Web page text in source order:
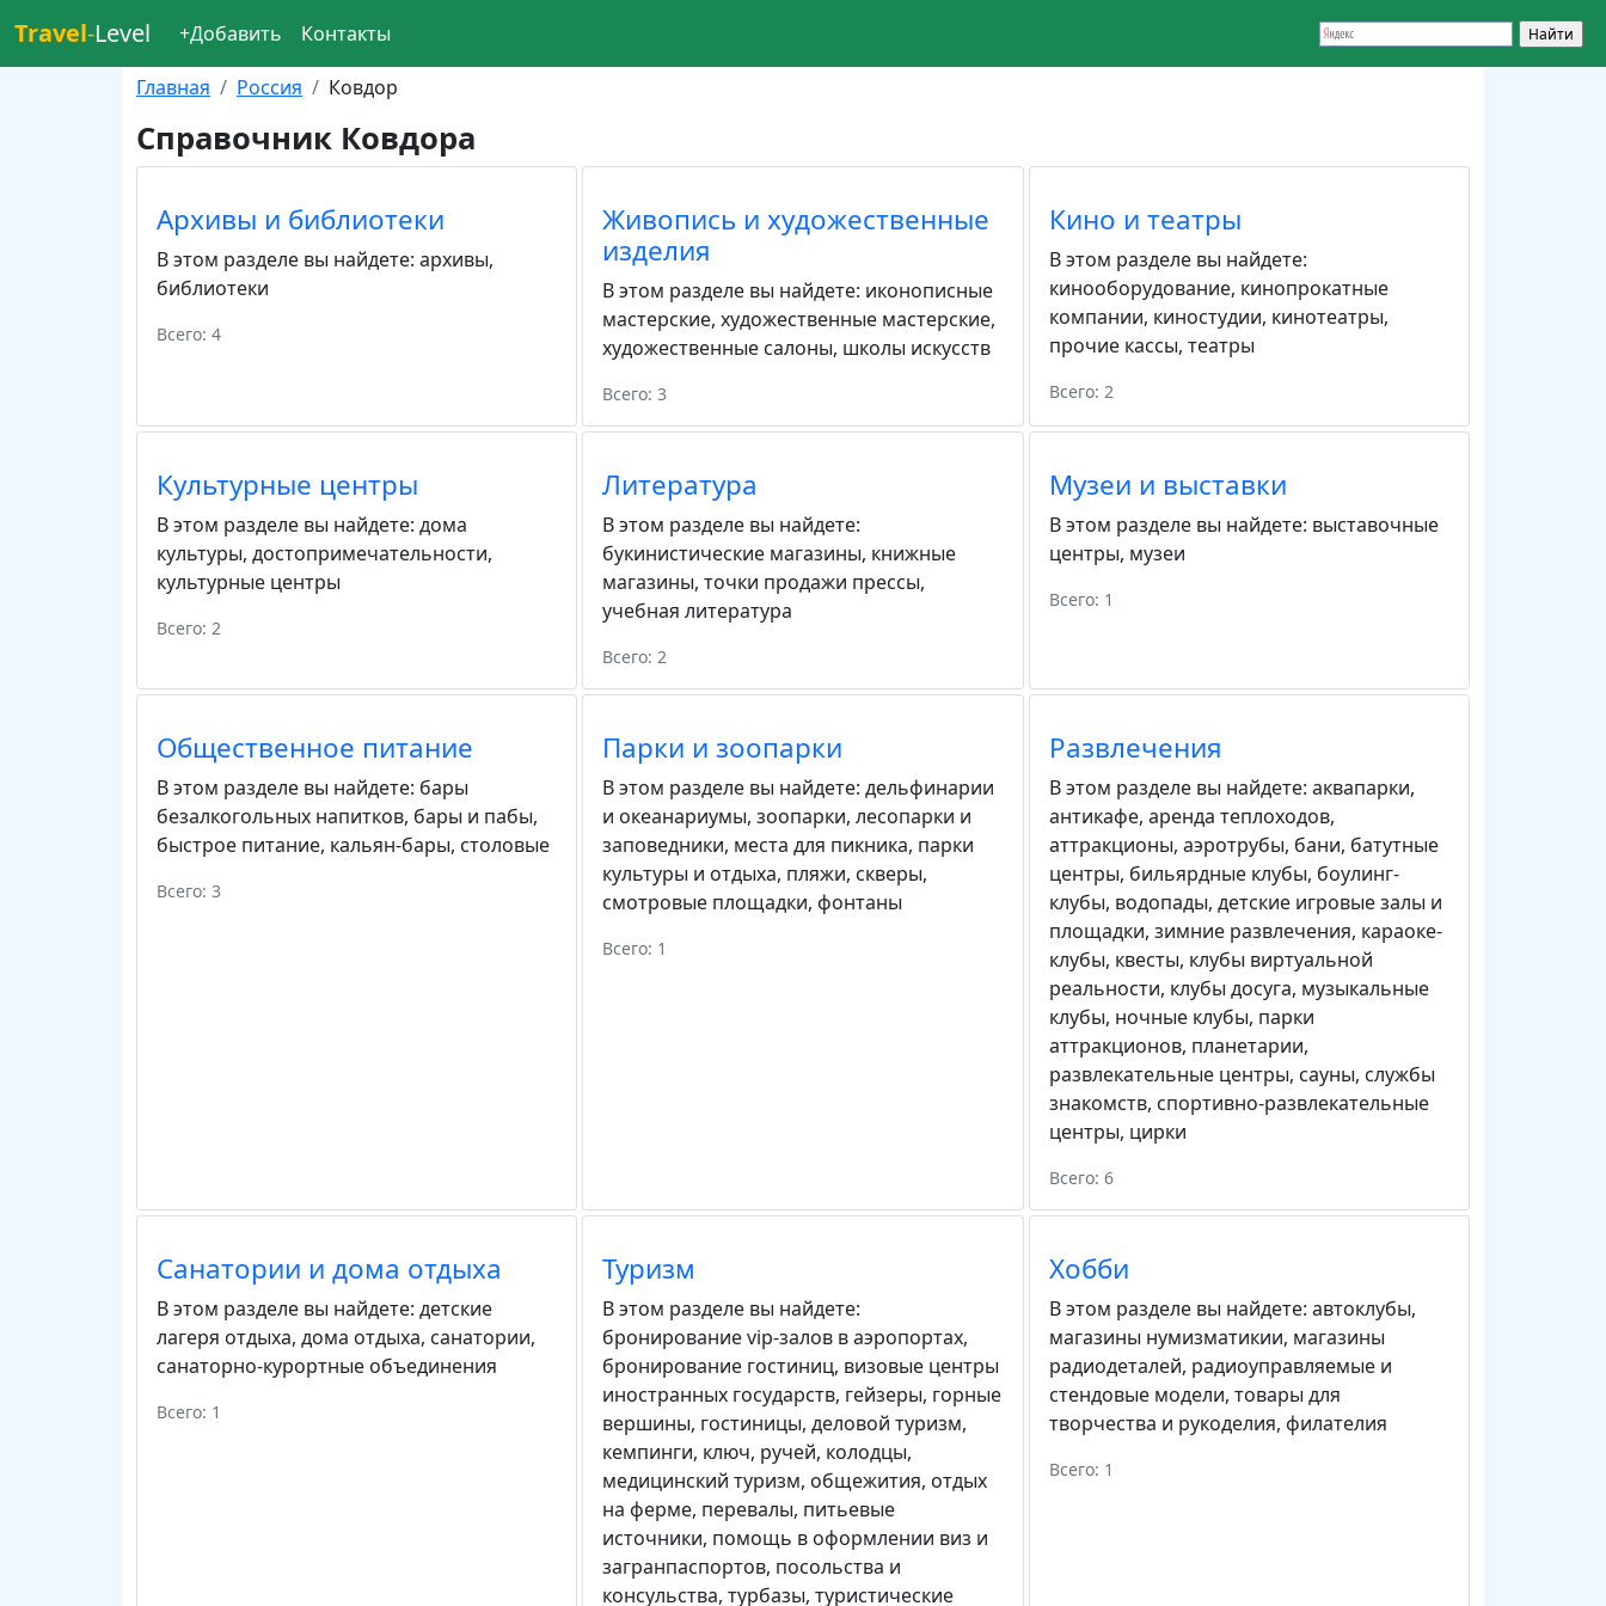
Travel-Level +Добавить Контакты
Главная Россия Ковдор
Справочник Ковдора
Архивы и библиотеки
В этом разделе вы найдете: архивы,
библиотеки
Всего: 4
Живопись и художественные
изделия
В этом разделе вы найдете: иконописные
мастерские,художественные мастерские,
художественные салоны, школы искусств
Всего: 3
Кино и театры
В этом разделе вы найдете:
кинооборудование, кинопрокатные
компании, киностудии, кинотеатры,
прочие кассы, театры
Всего: 2
Культурные центры
В этом разделе вы найдете: дома
культуры, достопримечательности,
культурные центры
Всего: 2
Литература
В этом разделе вы найдете:
букинистические магазины, книжные
магазины,точки продажи прессы,
учебная литература
Всего: 2
Музеи и выставки
В этом разделе вы найдете: выставочные
центры, музеи
Всего: 1
Общественное питание
В этом разделе вы найдете: бары
безалкогольных напитков, бары и пабы,
быстрое питание, кальян-бары, столовые
Всего: 3
Парки и зоопарки
В этом разделе вы найдете:дельфинарии
и океанариумы,зоопарки,лесопарки и
заповедники, места для пикника, парки
культуры и отдыха, пляжи, скверы,
смотровые площадки,фонтаны
Всего: 1
Развлечения
В этом разделе вы найдете: аквапарки,
антикафе, аренда теплоходов,
аттракционы, аэротрубы, бани, батутные
центры, бильярдные клубы, боулинг-
клубы, водопады, детские игровые залы и
площадки, зимние развлечения, караоке-
клубы, квесты, клубы виртуальной
реальности, клубы досуга, музыкальные
клубы, ночные клубы, парки
аттракционов, планетарии,
развлекательные центры, сауны, службы
знакомств, спортивно-развлекательные
центры, цирки
Всего: 6
Санатории и дома отдыха
В этом разделе вы найдете: детские
лагеря отдыха, дома отдыха, санатории,
санаторно-курортные объединения
Всего: 1
Туризм
В этом разделе вы найдете:
бронирование vip-залов в аэропортах,
бронирование гостиниц, визовые центры
иностранных государств, гейзеры, горные
вершины, гостиницы,деловой туризм,
кемпинги, ключ, ручей, колодцы,
медицинский туризм, общежития, отдых
на ферме, перевалы, питьевые
источники, помощь в оформлении виз и
загранпаспортов, посольства и
консульства,турбазы,туристические
Хобби
В этом разделе вы найдете: автоклубы,
магазины нумизматикии, магазины
радиодеталей, радиоуправляемые и
стендовые модели, товары для
творчества и рукоделия, филателия
Всего: 1